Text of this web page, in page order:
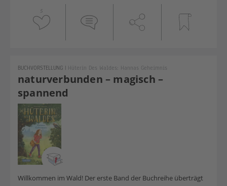
5
naturverbunden – magisch –
spannend
BUCHVORSTELLUNG | Hüterin Des Waldes: Hannas Geheimnis
Willkommen im Wald! Der erste Band der Buchreihe überträgt